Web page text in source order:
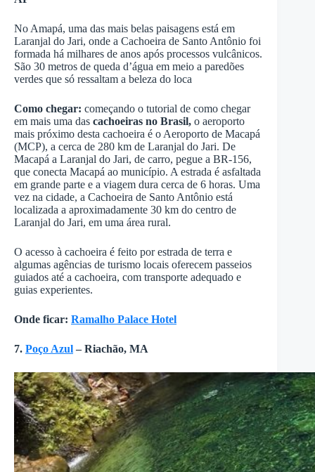
No Amapá, uma das mais belas paisagens está em
Laranjal do Jari, onde a Cachoeira de Santo Antônio foi
formada há milhares de anos após processos vulcânicos.
São 30 metros de queda d’água em meio a paredões
verdes que só ressaltam a beleza do loca
Como chegar: começando o tutorial de como chegar
em mais uma das cachoeiras no Brasil, o aeroporto
mais próximo desta cachoeira é o Aeroporto de Macapá
(MCP), a cerca de 280 km de Laranjal do Jari. De
Macapá a Laranjal do Jari, de carro, pegue a BR-156,
que conecta Macapá ao município. A estrada é asfaltada
em grande parte e a viagem dura cerca de 6 horas. Uma
vez na cidade, a Cachoeira de Santo Antônio está
localizada a aproximadamente 30 km do centro de
Laranjal do Jari, em uma área rural.
O acesso à cachoeira é feito por estrada de terra e
algumas agências de turismo locais oferecem passeios
guiados até a cachoeira, com transporte adequado e
guias experientes.
Onde ficar: Ramalho Palace Hotel
7. Poço Azul– Riachão, MA